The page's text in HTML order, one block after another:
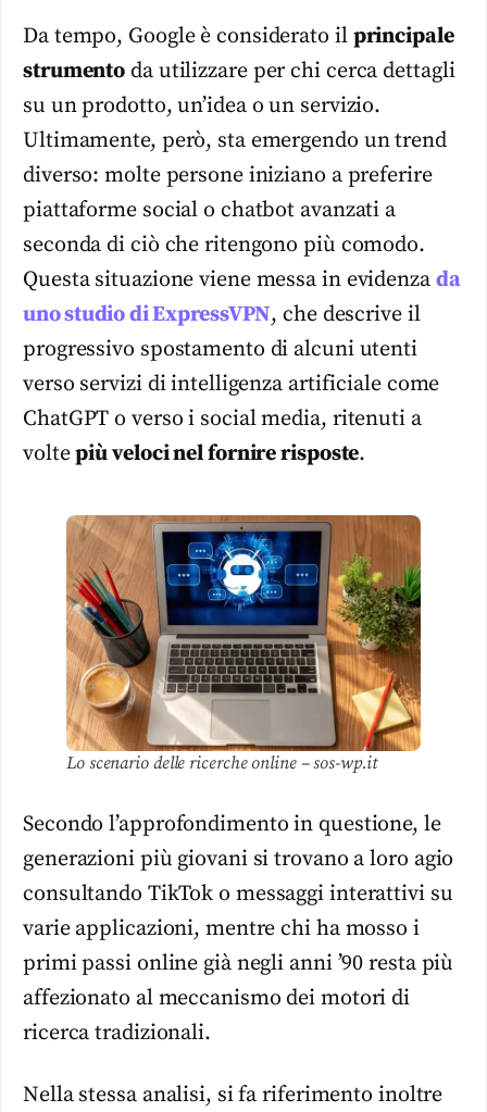
Da tempo, Google è considerato il principale
strumento da utilizzare per chi cerca dettagli
su un prodotto, un’idea o un servizio.
Ultimamente, però, sta emergendo un trend
diverso: molte persone iniziano a preferire
piattaforme social o chatbot avanzati a
seconda di ciò che ritengono più comodo.
Questa situazione viene messa in evidenza da
uno studio di ExpressVPN, che descrive il
progressivo spostamento di alcuni utenti
verso servizi di intelligenza artificiale come
ChatGPT o verso i social media, ritenuti a
voltepiù veloci nel fornire risposte.
Lo scenario delle ricerche online – sos-wp.it
Secondo l’approfondimento in questione, le
generazioni più giovani si trovano a loro agio
consultando TikTok o messaggi interattivi su
varie applicazioni, mentre chi ha mosso i
primi passi online già negli anni ’90 resta più
affezionato al meccanismo dei motori di
ricerca tradizionali.
Nella stessa analisi, si fa riferimento inoltre